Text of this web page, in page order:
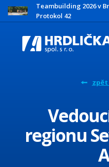
Teambuilding 2026 v
Protokol 42
zpět
regionu